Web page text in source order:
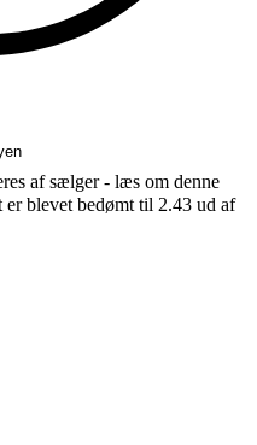
af sælger - læs om denne
er blevet bedømt til 2.43 ud af